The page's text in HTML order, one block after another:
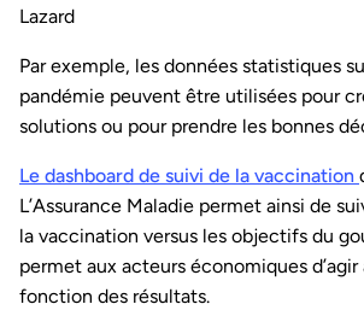
Lazard
Par exemple, les données statistiques
pandémie peuvent être utilisées pour
solutions ou pour prendre les bonnes
Le dashboard de suivi de la vaccination
L’Assurance Maladie permet ainsi de
la vaccination versus les objectifs du
permet aux acteurs économiques d’agir
fonction des résultats.